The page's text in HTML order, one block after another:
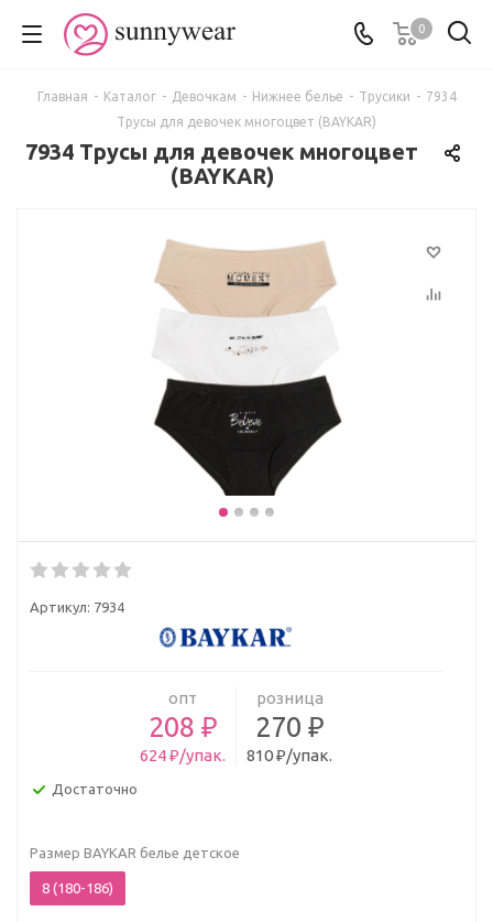
0
Главная - Каталог - Девочкам - Нижнее белье - Трусики - 7934
Трусы для девочек многоцвет (BAYKAR)
7934 Трусы для девочек многоцвет
(BAYKAR)
Артикул: 7934
опт
208 ₽
624 ₽/упак.
розница
270 ₽
810 ₽/упак.
Достаточно
Размер BAYKAR белье детское
8 (180-186)